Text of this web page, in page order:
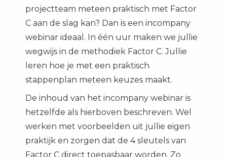
projectteam meteen praktisch met Factor
C aan de slag kan? Dan is een incompany
webinar ideaal. In één uur maken we jullie
wegwijs in de methodiek Factor C. Jullie
leren hoe je met een praktisch
stappenplan meteen keuzes maakt.
De inhoud van het incompany webinar is
hetzelfde als hierboven beschreven. Wel
werken met voorbeelden uit jullie eigen
praktijk en zorgen dat de 4 sleutels van
Factor C direct toepasbaar worden. Zo